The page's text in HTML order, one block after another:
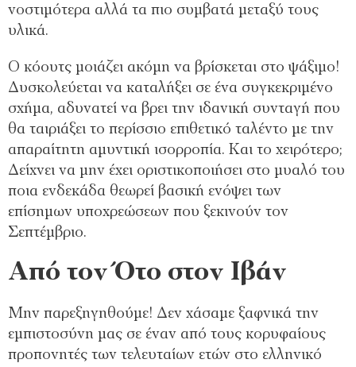
νοστιμότερα αλλά τα πιο συμβατά μεταξύ τους
υλικά.
Ο κόουτς μοιάζει ακόμη να βρίσκεται στο ψάξιμο!
Δυσκολεύεται να καταλήξει σε ένα συγκεκριμένο
σχήμα, αδυνατεί να βρει την ιδανική συνταγή που
θα ταιριάξει το περίσσιο επιθετικό ταλέντο με την
απαραίτητη αμυντική ισορροπία. Και το χειρότερο;
Δείχνει να μην έχει οριστικοποιήσει στο μυαλό του
ποια ενδεκάδα θεωρεί βασική ενόψει των
επίσημων υποχρεώσεων που ξεκινούν τον
Σεπτέμβριο.
Από τον Ότο στον Ιβάν
Μην παρεξηγηθούμε! Δεν χάσαμε ξαφνικά την
εμπιστοσύνη μας σε έναν από τους κορυφαίους
προπονητές των τελευταίων ετών στο ελληνικό